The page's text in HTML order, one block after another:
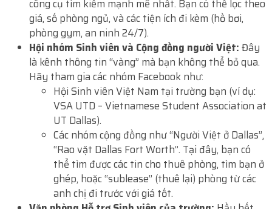
công cụ tìm kiếm mạnh mẽ nhất. Bạn có thể lọc theo
giá, số phòng ngủ, và các tiện ích đi kèm (hồ bơi,
phòng gym, an ninh 24/7).
Hội nhóm Sinh viên và Cộng đồng người Việt: Đây
là kênh thông tin “vàng” mà bạn không thể bỏ qua.
Hãy tham gia các nhóm Facebook như:
Hội Sinh viên Việt Nam tại trường bạn (ví dụ:
VSA UTD – Vietnamese Student Association at
UT Dallas).
Các nhóm cộng đồng như “Người Việt ở Dallas”,
“Rao vặt Dallas Fort Worth”. Tại đây, bạn có
thể tìm được các tin cho thuê phòng, tìm bạn ở
ghép, hoặc “sublease” (thuê lại) phòng từ các
anh chị đi trước với giá tốt.